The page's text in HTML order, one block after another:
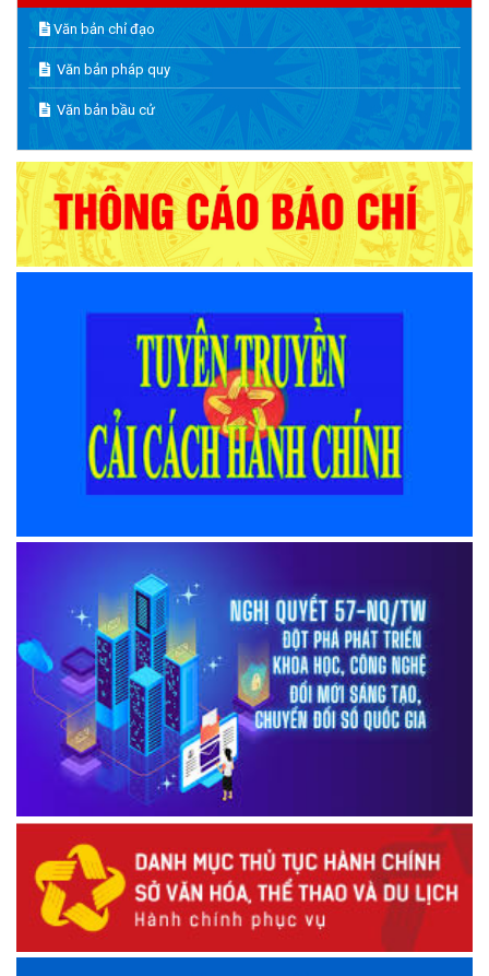
Văn bản chỉ đạo
Văn bản pháp quy
Văn bản bầu cử